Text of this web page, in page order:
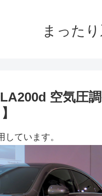
まった
空気圧
ています。